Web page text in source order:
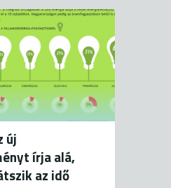
új
írja alá,
az idő